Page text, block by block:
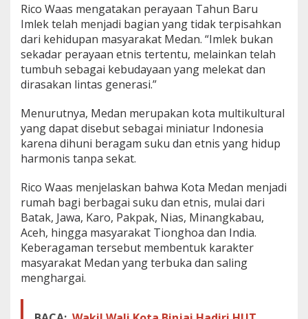
Rico Waas mengatakan perayaan Tahun Baru
Imlek telah menjadi bagian yang tidak terpisahkan
dari kehidupan masyarakat Medan. “Imlek bukan
sekadar perayaan etnis tertentu, melainkan telah
tumbuh sebagai kebudayaan yang melekat dan
dirasakan lintas generasi.”
Menurutnya, Medan merupakan kota multikultural
yang dapat disebut sebagai miniatur Indonesia
karena dihuni beragam suku dan etnis yang hidup
harmonis tanpa sekat.
Rico Waas menjelaskan bahwa Kota Medan menjadi
rumah bagi berbagai suku dan etnis, mulai dari
Batak, Jawa, Karo, Pakpak, Nias, Minangkabau,
Aceh, hingga masyarakat Tionghoa dan India.
Keberagaman tersebut membentuk karakter
masyarakat Medan yang terbuka dan saling
menghargai.